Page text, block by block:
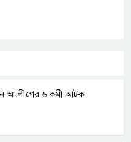
আ.লীগের ৬ কর্মী আটক